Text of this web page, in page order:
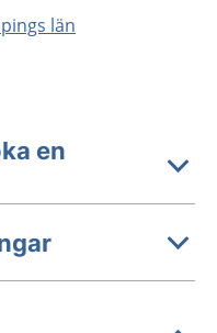
län
en